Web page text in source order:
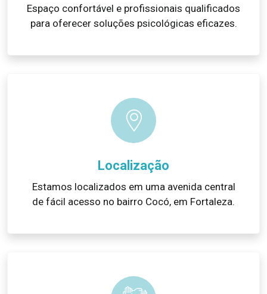
Espaço confortável e profissionais qualificados
para oferecer soluções psicológicas eficazes.
Localização
Estamos localizados em uma avenida central
de fácil acesso no bairro Cocó, em Fortaleza.